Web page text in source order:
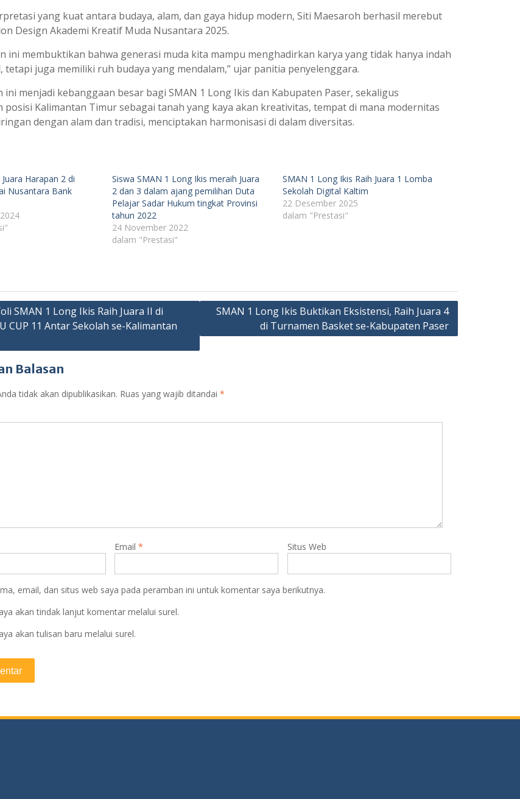
yang kuat antara budaya, alam, dan gaya hidup modern, Siti Maesaroh berhasil merebut
Design Akademi Kreatif Muda Nusantara 2025.
ini membuktikan bahwa generasi muda kita mampu menghadirkan karya yang tidak hanya indah
tetapi juga memiliki ruh budaya yang mendalam,” ujar panitia penyelenggara.
ini menjadi kebanggaan besar bagi SMAN 1 Long Ikis dan Kabupaten Paser, sekaligus
posisi Kalimantan Timur sebagai tanah yang kaya akan kreativitas, tempat di mana modernitas
dengan alam dan tradisi, menciptakan harmonisasi di dalam diversitas.
Harapan 2 di
Nusantara Bank
Siswa SMAN 1 Long Ikis meraih Juara
2 dan 3 dalam ajang pemilihan Duta
Pelajar Sadar Hukum tingkat Provinsi
tahun 2022
24 November 2022
dalam "Prestasi"
SMAN 1 Long Ikis Raih Juara 1 Lomba
Sekolah Digital Kaltim
22 Desember 2025
dalam "Prestasi"
SMAN 1 Long Ikis Raih Juara II di
CUP 11 Antar Sekolah se-Kalimantan
SMAN 1 Long Ikis Buktikan Eksistensi, Raih Juara 4
di Turnamen Basket se-Kabupaten Paser
Balasan
tidak akan dipublikasikan. Ruas yang wajib ditandai *
Email* Situs Web
email, dan situs web saya pada peramban ini untuk komentar saya berikutnya.
akan tindak lanjut komentar melalui surel.
akan tulisan baru melalui surel.